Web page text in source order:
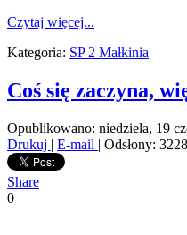
Czytaj więcej...
Kategoria: SP 2 Małkinia
Coś się zaczyna,
Opublikowano: niedziela, 19
Drukuj | E-mail | Odsłony: 3228
Share
0